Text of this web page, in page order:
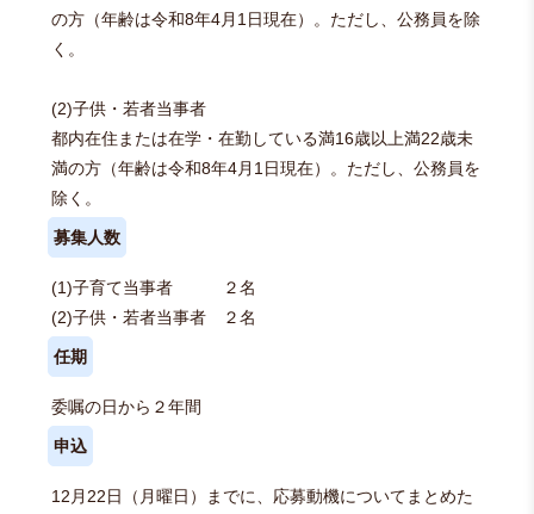
の方（年齢は令和8年4月1日現在）。ただし、公務員を除
く。
(2)子供・若者当事者
都内在住または在学・在勤している満16歳以上満22歳未
満の方（年齢は令和8年4月1日現在）。ただし、公務員を
除く。
募集人数
(1)子育て当事者 ２名
(2)子供・若者当事者 ２名
任期
委嘱の日から２年間
申込
12月22日（月曜日）までに、応募動機についてまとめた